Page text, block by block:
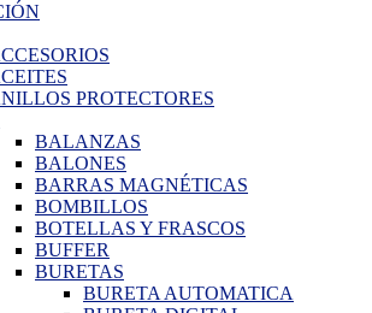
PROTECTORES
BALANZAS
BALONES
BARRAS MAGNÉTICAS
BOMBILLOS
BOTELLAS Y FRASCOS
BUFFER
BURETAS
BURETA AUTOMATICA